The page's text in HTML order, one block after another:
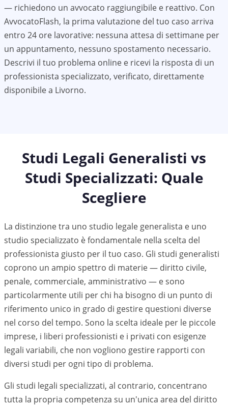
— richiedono un avvocato raggiungibile e reattivo. Con
AvvocatoFlash, la prima valutazione del tuo caso arriva
entro 24 ore lavorative: nessuna attesa di settimane per
un appuntamento, nessuno spostamento necessario.
Descrivi il tuo problema online e ricevi la risposta di un
professionista specializzato, verificato, direttamente
disponibile a Livorno.
Studi Legali Generalisti vs
Studi Specializzati: Quale
Scegliere
La distinzione tra uno studio legale generalista e uno
studio specializzato è fondamentale nella scelta del
professionista giusto per il tuo caso. Gli studi generalisti
coprono un ampio spettro di materie — diritto civile,
penale, commerciale, amministrativo — e sono
particolarmente utili per chi ha bisogno di un punto di
riferimento unico in grado di gestire questioni diverse
nel corso del tempo. Sono la scelta ideale per le piccole
imprese, i liberi professionisti e i privati con esigenze
legali variabili, che non vogliono gestire rapporti con
diversi studi per ogni tipo di problema.
Gli studi legali specializzati, al contrario, concentrano
tutta la propria competenza su un'unica area del diritto